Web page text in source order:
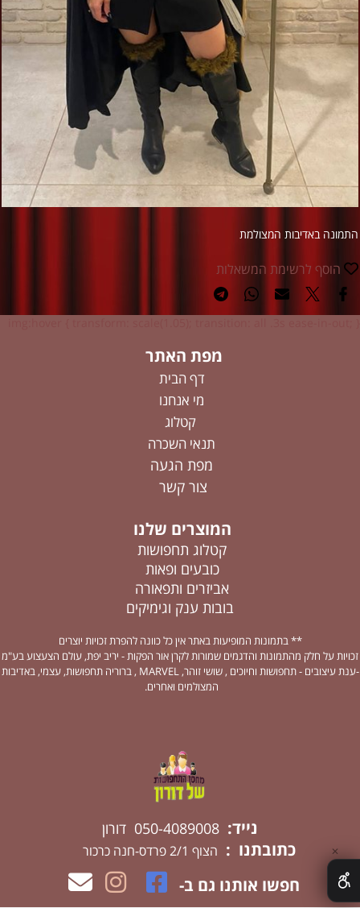
התמונה באדיבות המצולמת
הוסף לרשימת המשאלות
מפת האתר
דף הבית
מי אנחנו
קטלוג
תנאי השכרה
מפת הגעה
צור קשר
המוצרים שלנו
קטלוג תחפושות
כובעים ופאות
אביזרים ותפאורה
בובות ענק וגימיקים
** בתמונות המופיעות באתר אין כל כוונה להפרת זכויות יוצרים
זכויות על חלק מהתמונות והדגמים שמורות לקרן אור הפקות - יריב יפת, עולם הצעצוע בע"מ
-ענת עיצובים - תחפושות וחיוכים , שושי זוהר, MARVEL , ברוריה תחפושות, עצמי, באדיבות
המצולמים ואחרים.
נייד: 050-4089008 דורון
כתובתנו : הצוף 2/1 פרדס-חנה כרכור
חפשו אותנו גם ב-
✕